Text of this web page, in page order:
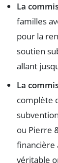
La
familles
pour la
soutien
allant
La
complète
ou Pierre
financière
véritable